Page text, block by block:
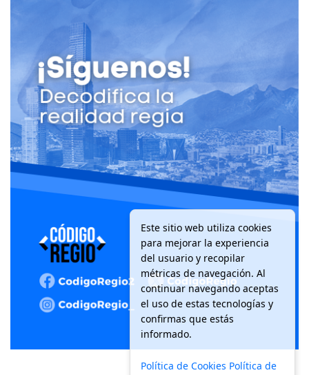
Este sitio web utiliza cookies
para mejorar la experiencia
del usuario y recopilar
métricas de navegación. Al
continuar navegando aceptas
el uso de estas tecnologías y
confirmas que estás
informado.
Política de Cookies Política de